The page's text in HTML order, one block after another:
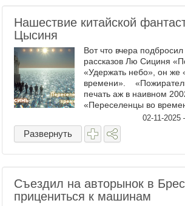
Нашествие китайской
Цысиня
Вот что вчера
рассказов Лю Сициня
«Удержать небо», он же
времени».
печать аж в наивном
«Переселенцы во
понял в каком . В том и
02-11-2025
Развернуть
Съездил на авторынок в
прицениться к машинам